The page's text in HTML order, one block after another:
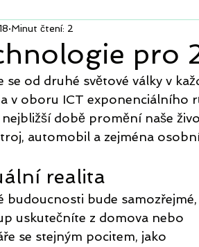
pro
Minut čtení: 2
se od druhé světové války v
v oboru ICT exponenciálního
nejbližší době promění naše
automobil a zejména
realita
budoucnosti bude
uskutečníte z domova nebo
se stejným pocitem, jako